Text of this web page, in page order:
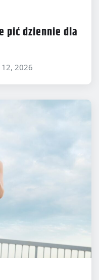
pić dziennie dla
12, 2026